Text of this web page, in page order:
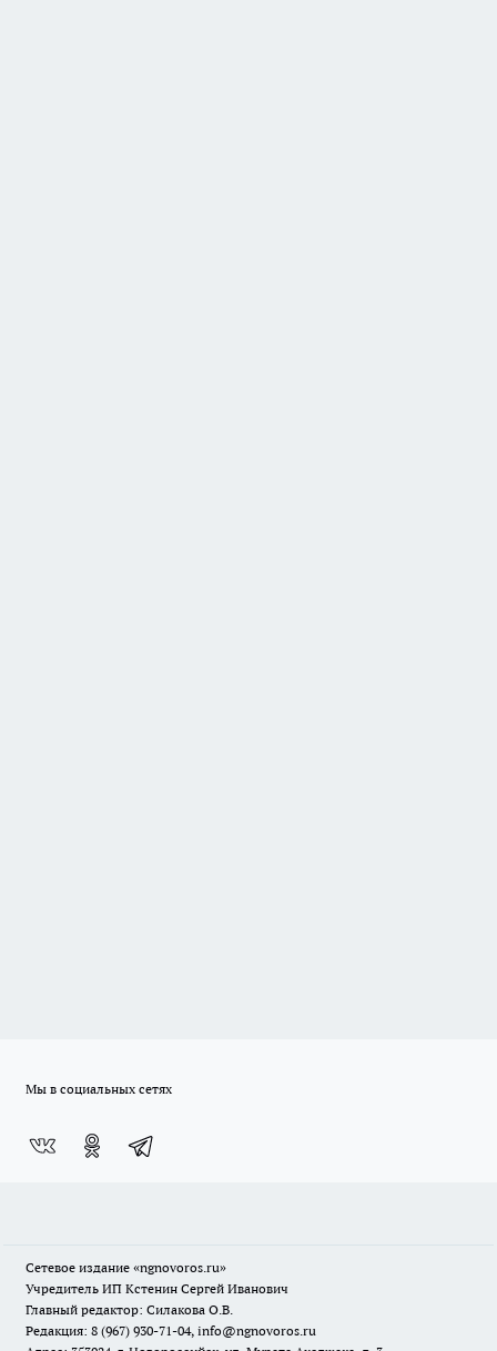
Мы в социальных сетях
Сетевое издание «ngnovoros.ru»
Учредитель ИП Кстенин Сергей Иванович
Главный редактор: Силакова О.В.
Редакция: 8 (967) 930-71-04, info@ngnovoros.ru